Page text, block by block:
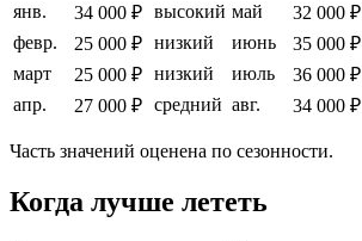
янв.
34 000 ₽ высокий май 32 000 ₽
февр.
25 000 ₽ низкий июнь 35 000 ₽
март
25 000 ₽ низкий июль 36 000 ₽
апр.
27 000 ₽ средний авг. 34 000 ₽
Часть значений оценена по сезонности.
Когда лучше лететь